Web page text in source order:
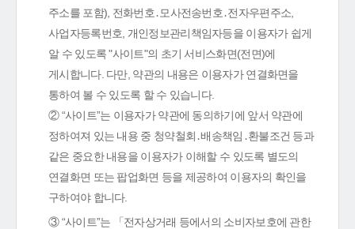
주소를 포함), 전화번호․모사전송번호․전자우편주소,
사업자등록번호, 개인정보관리책임자등을 이용자가 쉽게
알 수 있도록 "사이트"의 초기 서비스화면(전면)에
게시합니다. 다만, 약관의 내용은 이용자가 연결화면을
통하여 볼 수 있도록 할 수 있습니다.
② “사이트”는 이용자가 약관에 동의하기에 앞서 약관에
정하여져 있는 내용 중 청약철회․배송책임․환불조건 등과
같은 중요한 내용을 이용자가 이해할 수 있도록 별도의
연결화면 또는 팝업화면 등을 제공하여 이용자의 확인을
구하여야 합니다.
③ “사이트”는 「전자상거래 등에서의 소비자보호에 관한